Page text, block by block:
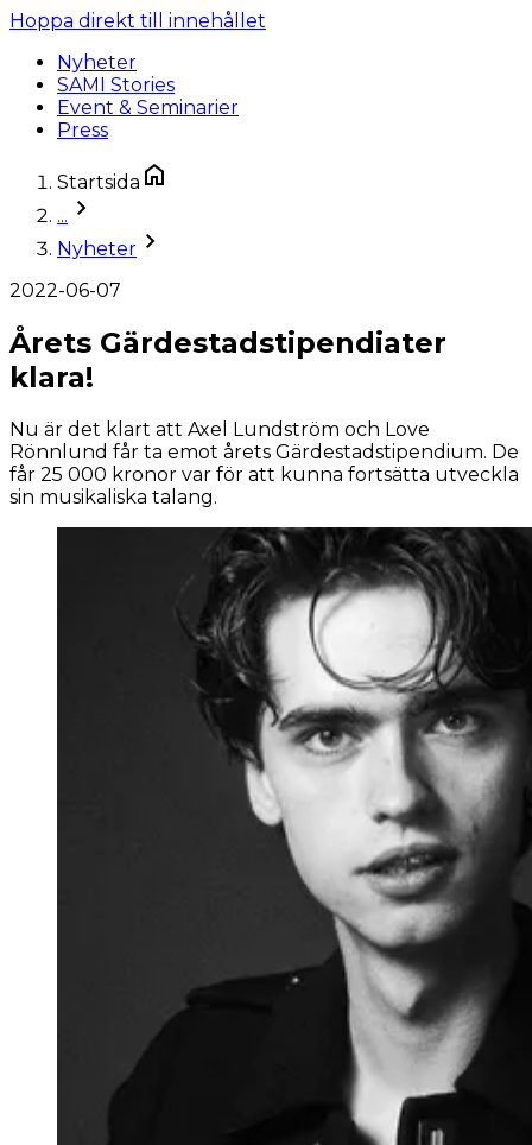
Hoppa direkt till innehållet
Nyheter
SAMI Stories
Event & Seminarier
Press
Startsida
...
Nyheter
2022-06-07
Årets Gärdestadstipendiater
klara!
Nu är det klart att Axel Lundström och Love
Rönnlund får ta emot årets Gärdestadstipendium. De
får 25 000 kronor var för att kunna fortsätta utveckla
sin musikaliska talang.